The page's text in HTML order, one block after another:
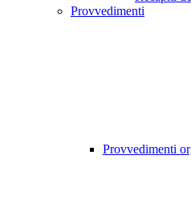
Provvedimenti
Provvedimenti